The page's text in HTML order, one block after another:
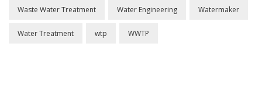
Waste Water Treatment Water Engineering Watermaker
Water Treatment wtp WWTP